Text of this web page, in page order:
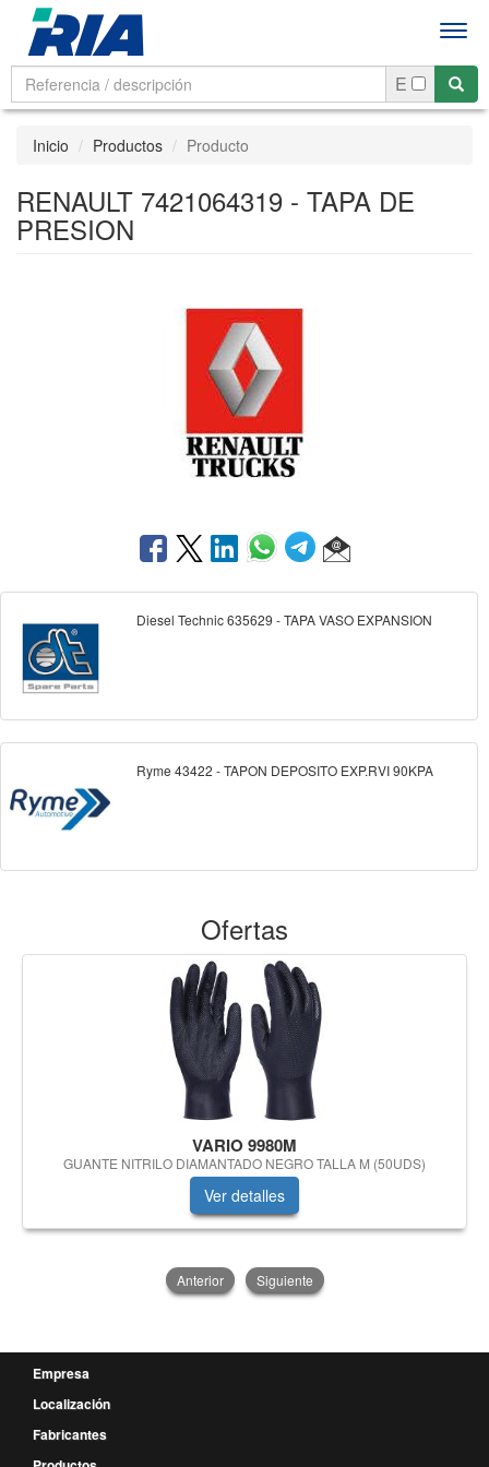
E
Inicio Productos Producto
RENAULT 7421064319 - TAPA DE
PRESION
Diesel Technic 635629 - TAPA VASO EXPANSION
Ryme 43422 - TAPON DEPOSITO EXP.RVI 90KPA
Ofertas
VARIO 9980M
GUANTE NITRILO DIAMANTADO NEGRO TALLA M (50UDS)
Ver detalles
Anterior Siguiente
Empresa
Localización
Fabricantes